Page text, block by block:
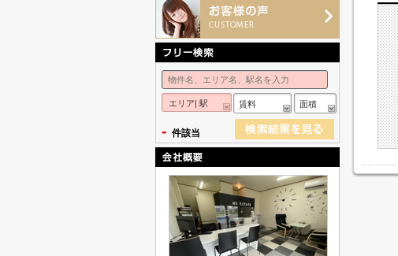
エリア| 駅 賃料 面積
- 件該当